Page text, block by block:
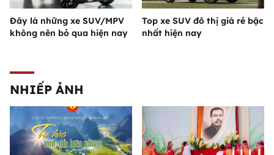
Đây là những xe SUV/MPV
không nên bỏ qua hiện nay
Top xe SUV đô thị giá rẻ bậc
nhất hiện nay
NHIẾP ẢNH